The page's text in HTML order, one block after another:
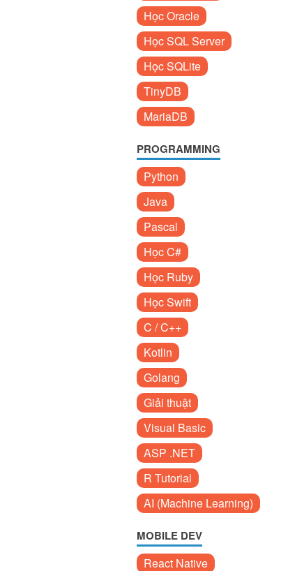
Học Oracle
Học SQL Server
Học SQLite
TinyDB
MariaDB
PROGRAMMING
Python
Java
Pascal
Học C#
Học Ruby
Học Swift
C / C++
Kotlin
Golang
Giải thuật
Visual Basic
ASP .NET
R Tutorial
AI (Machine Learning)
MOBILE DEV
React Native